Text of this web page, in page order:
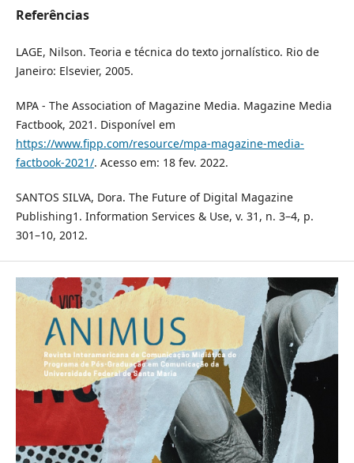
Referências
LAGE, Nilson. Teoria e técnica do texto jornalístico. Rio de
Janeiro: Elsevier, 2005.
MPA - The Association of Magazine Media. Magazine Media
Factbook, 2021. Disponível em
https://www.fipp.com/resource/mpa-magazine-media-
factbook-2021/. Acesso em: 18 fev. 2022.
SANTOS SILVA, Dora. The Future of Digital Magazine
Publishing1. Information Services & Use, v. 31, n. 3–4, p.
301–10, 2012.